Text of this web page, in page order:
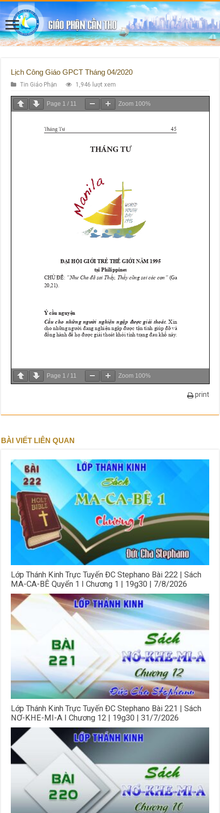
Lịch Công Giáo GPCT Tháng 04/2020
Tin Giáo Phận 1,946 lượt xem
Page 1 / 11 Zoom 100%
Page 1 / 11 Zoom 100%
print
BÀI VIẾT LIÊN QUAN
Lớp Thánh Kinh Trực Tuyến ĐC Stephano Bài 222 | Sách
MA-CA-BÊ Quyển 1 I Chương 1 | 19g30 | 7/8/2026
Lớp Thánh Kinh Trực Tuyến ĐC Stephano Bài 221 | Sách
NƠ-KHE-MI-A I Chương 12 | 19g30 | 31/7/2026